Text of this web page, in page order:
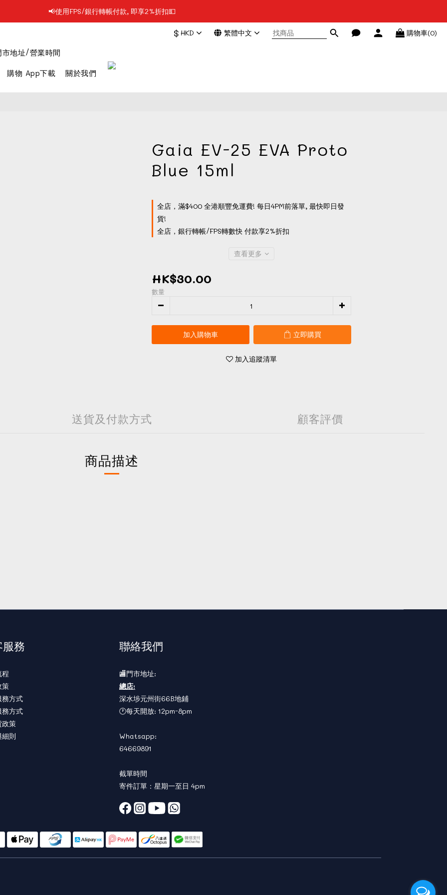
📢凡購物滿$199 順豐自提點免運費📦📦
📢使用FPS/銀行轉帳付款, 即享2%折扣💵
$ HKD 繁體中文 購物車(0)
市地址/營業時間
購物 App下載 關於我們
Gaia EV-25 EVA Proto
Blue 15ml
全店，滿$400 全港順豐免運費! 每日4PM前落單, 最快即日發
貨!
全店，銀行轉帳/FPS轉數快 付款享2%折扣
查看更多
HK$30.00
數量
加入購物車 立即購買
加入追蹤清單
送貨及付款方式 顧客評價
商品描述
立即購買
務
策
方式
方式
政策
則
聯絡我們
🏬門市地址:
總店:
深水埗元州街66B地鋪
🕐每天開放: 12pm-8pm
Whatsapp:
64669891
截單時間
寄件訂單：星期一至日 4pm